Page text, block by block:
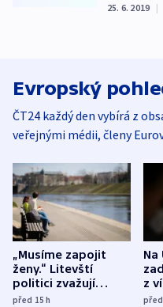
25. 6. 2019 |
Evropský
ČT24 každý den vybírá z
veřejnými médii, členy
„Musíme zapojit
ženy.“ Litevští
politici zvažují
dohodu o
před 15h
Na
z